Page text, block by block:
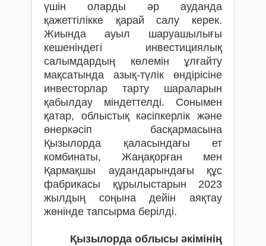
үшін оларды әр ауданда
қажеттілікке қарай салу керек.
Жиында ауыл шаруашылығы
кешеніндегі инвестициялық
салымдардың көлемін ұлғайту
мақсатында азық-түлік өндірісіне
инвесторлар тарту шараларын
қабылдау міндеттелді. Сонымен
қатар, облыстық кәсіпкерлік және
өнеркәсіп басқармасына
Қызылорда қаласындағы ет
комбинаты, Жаңақорған мен
Қармақшы аудандарындағы құс
фабрикасы құрылыстарын 2023
жылдың соңына дейін аяқтау
жөнінде тапсырма берілді.
Қызылорда облысы әкімінің